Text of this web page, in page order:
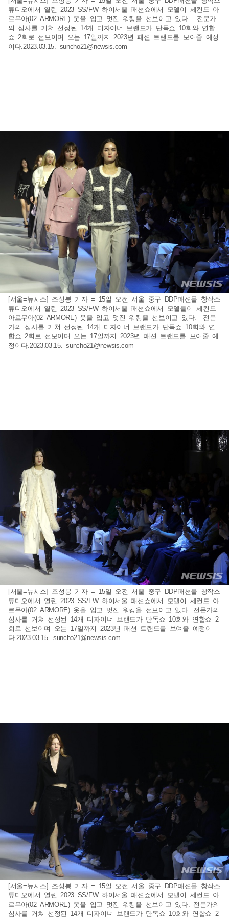
튜디오에서 열린 2023 SS/FW 하이서울 패션쇼에서 모델이 세컨드 아
르무아(02 ARMORE) 옷을 입고 멋진 워킹을 선보이고 있다. 전문가
의 심사를 거쳐 선정된 14개 디자이너 브랜드가 단독쇼 10회와 연합
쇼 2회로 선보이며 오는 17일까지 2023년 패션 트랜드를 보여줄 예정
이다.2023.03.15. suncho21@newsis.com
[서울=뉴시스] 조성봉 기자 = 15일 오전 서울 중구 DDP패션몰 창작스
튜디오에서 열린 2023 SS/FW 하이서울 패션쇼에서 모델들이 세컨드
아르무아(02 ARMORE) 옷을 입고 멋진 워킹을 선보이고 있다. 전문
가의 심사를 거쳐 선정된 14개 디자이너 브랜드가 단독쇼 10회와 연
합쇼 2회로 선보이며 오는 17일까지 2023년 패션 트랜드를 보여줄 예
정이다.2023.03.15.suncho21@newsis.com
[서울=뉴시스] 조성봉 기자 = 15일 오전 서울 중구 DDP패션몰 창작스
튜디오에서 열린 2023 SS/FW 하이서울 패션쇼에서 모델이 세컨드 아
르무아(02 ARMORE) 옷을 입고 멋진 워킹을 선보이고 있다. 전문가의
심사를 거쳐 선정된 14개 디자이너 브랜드가 단독쇼 10회와 연합쇼 2
회로 선보이며 오는 17일까지 2023년 패션 트랜드를 보여줄 예정이
다.2023.03.15. suncho21@newsis.com
[서울=뉴시스] 조성봉 기자 = 15일 오전 서울 중구 DDP패션몰 창작스
튜디오에서 열린 2023 SS/FW 하이서울 패션쇼에서 모델이 세컨드 아
르무아(02 ARMORE) 옷을 입고 멋진 워킹을 선보이고 있다. 전문가의
심사를 거쳐 선정된 14개 디자이너 브랜드가 단독쇼 10회와 연합쇼 2